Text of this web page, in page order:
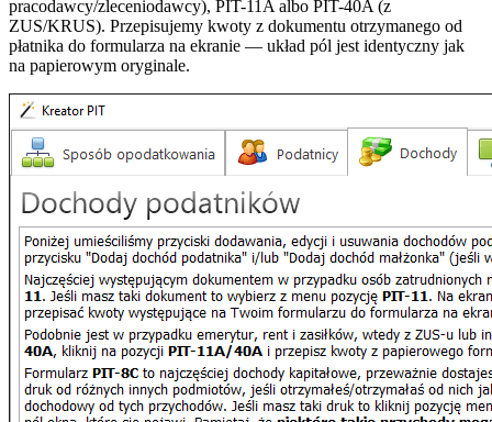
pracodawcy/zleceniodawcy), PIT-11A albo PIT-40A (z
ZUS/KRUS). Przepisujemy kwoty z dokumentu otrzymanego od
płatnika do formularza na ekranie — układ pól jest identyczny jak
na papierowym oryginale.